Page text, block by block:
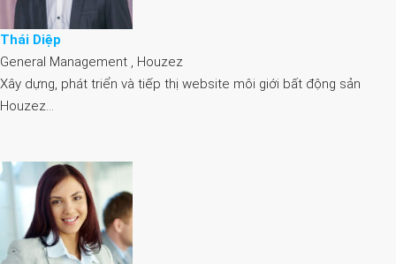
Thái Diệp
General Management , Houzez
Xây dựng, phát triển và tiếp thị website môi giới bất động sản
Houzez…